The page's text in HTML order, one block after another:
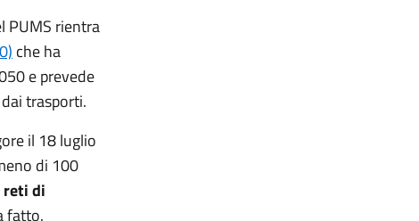
PUMS rientra
che ha
e prevede
trasporti.
il 18 luglio
di 100
reti di
fatto.